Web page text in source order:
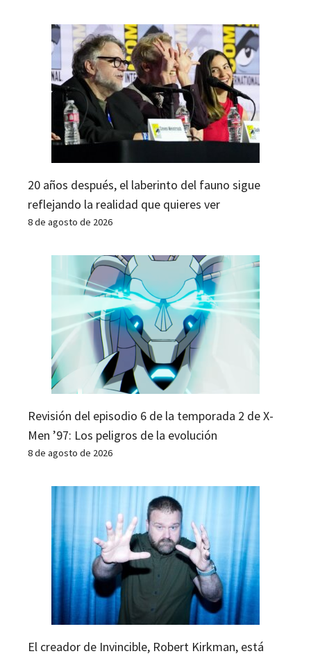
20 años después, el laberinto del fauno sigue
reflejando la realidad que quieres ver
8 de agosto de 2026
Revisión del episodio 6 de la temporada 2 de X-
Men ’97: Los peligros de la evolución
8 de agosto de 2026
El creador de Invincible, Robert Kirkman, está